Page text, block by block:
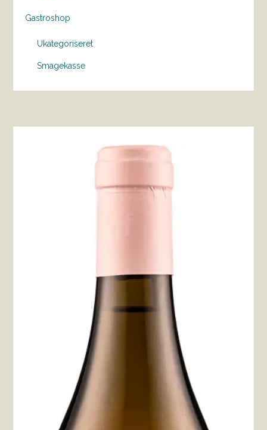
Gastroshop
Ukategoriseret
Smagekasse